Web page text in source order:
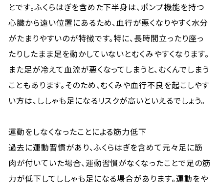
とです。ふくらはぎを含めた下半身は、ポンプ機能を持つ
心臓から遠い位置にあるため、血行が悪くなりやすく水分
がたまりやすいのが特徴です。特に、長時間立ったり座っ
たりしたまま足を動かしていないとむくみやすくなります。
また足が冷えて血流が悪くなってしまうと、むくんでしまう
こともあります。そのため、むくみや血行不良を起こしやす
い方は、ししゃも足になるリスクが高いといえるでしょう。
運動をしなくなったことによる筋力低下
過去に運動習慣があり、ふくらはぎを含めて元々足に筋
肉が付いていた場合、運動習慣がなくなったことで足の筋
力が低下してししゃも足になる場合があります。運動をや